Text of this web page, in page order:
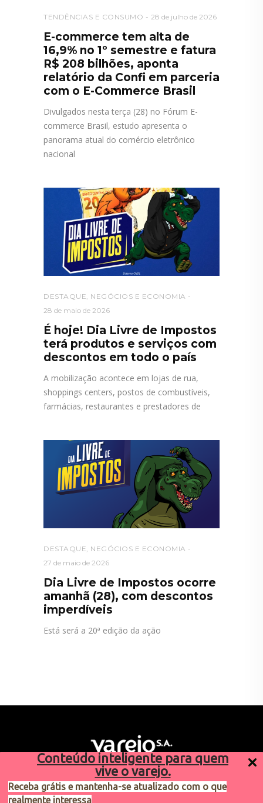
Conteúdo inteligente para quem
vive o varejo.
Receba grátis e mantenha-se atualizado com o que
realmente interessa
TENDÊNCIAS E CONSUMO 28 de julho de 2026
E-commerce tem alta de
16,9% no 1º semestre e fatura
R$ 208 bilhões, aponta
relatório da Confi em parceria
com o E-Commerce Brasil
Divulgados nesta terça (28) no Fórum E-
commerce Brasil, estudo apresenta o
panorama atual do comércio eletrônico
nacional
DESTAQUE NEGÓCIOS E ECONOMIA
28 de maio de 2026
É hoje! Dia Livre de Impostos
terá produtos e serviços com
descontos em todo o país
A mobilização acontece em lojas de rua,
shoppings centers, postos de combustíveis,
farmácias, restaurantes e prestadores de
DESTAQUE NEGÓCIOS E ECONOMIA
27 de maio de 2026
Dia Livre de Impostos ocorre
amanhã (28), com descontos
imperdíveis
Está será a 20ª edição da ação